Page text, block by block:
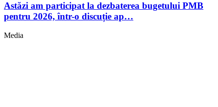
Astăzi am participat la dezbaterea bugetului PMB
pentru 2026, într-o discuție ap…
Media